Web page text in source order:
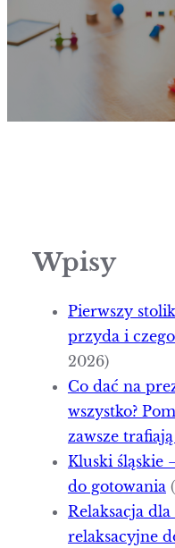
Wpisy
Pierwszy
przyda i
2026)
Co dać na
wszystko?
zawsze
Kluski śląskie
do gotowania
Relaksacja
relaksacyjne